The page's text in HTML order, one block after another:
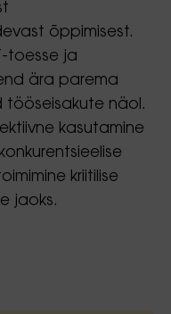
õppimisest.
toesse ja
ära parema
tööseisakute näol.
kasutamine
kriitilise
jaoks.